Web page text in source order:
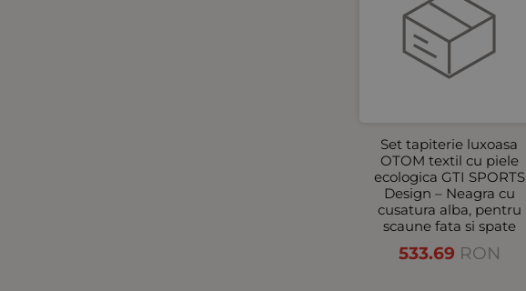
Set tapiterie luxoasa
OTOM textil cu piele
ecologica GTI SPORTS
Design – Neagra cu
cusatura alba, pentru
scaune fata si spate
533.69 RON